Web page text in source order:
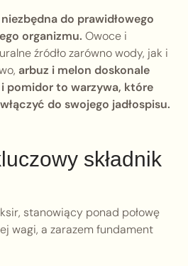
do prawidłowego
organizmu. Owoce i
źródło zarówno wody, jak i
arbuz i melon doskonale
pomidor to warzywa, które
do swojego jadłospisu.
składnik
stanowiący ponad połowę
wagi, a zarazem fundament